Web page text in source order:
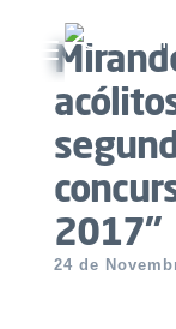
Abrir menu
24 de
2017”
Quem